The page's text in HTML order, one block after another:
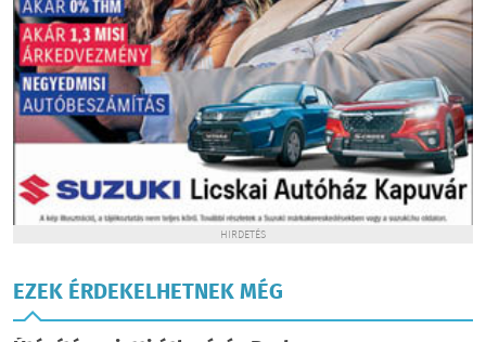
HIRDETÉS
EZEK ÉRDEKELHETNEK MÉG